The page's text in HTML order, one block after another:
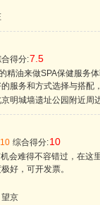
得分:7.5
精油来做SPA保健服务
服务和方式选择与搭配
明城墙遗址公园附近周
10 综合得分:10
会难得不容错过，在这
好，可开发票。
京